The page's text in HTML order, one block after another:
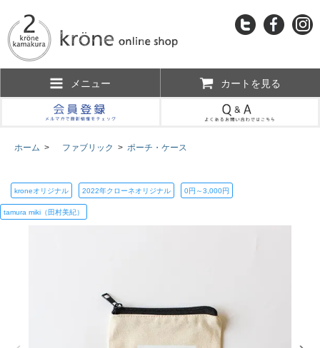
メニュー カートを見る
ホーム > ファブリック > ポーチ・ケース
kroneオリジナル 2022年クローネオリジナル 0円～3,000円
tamura miki（田村美紀）